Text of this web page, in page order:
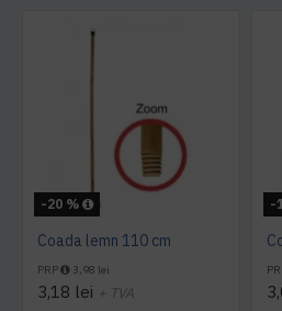
-20 %
Coada lemn 110 cm
PRP 3,98 lei
3,18 lei + TVA
-